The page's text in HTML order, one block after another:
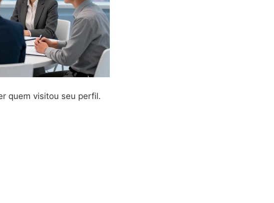
quem visitou seu perfil.